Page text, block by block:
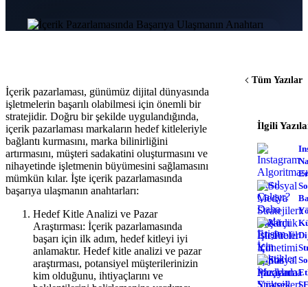
İçerik pazarlaması, günümüz dijital dünyasında
işletmelerin başarılı olabilmesi için önemli bir
stratejidir. Doğru bir şekilde uygulandığında,
içerik pazarlaması markaların hedef kitleleriyle
bağlantı kurmasını, marka bilinirliğini
artırmasını, müşteri sadakatini oluşturmasını ve
nihayetinde işletmenin büyümesini sağlamasını
mümkün kılar. İşte içerik pazarlamasında
başarıya ulaşmanın anahtarları:
Hedef Kitle Analizi ve Pazar
Araştırması: İçerik pazarlamasında
başarı için ilk adım, hedef kitleyi iyi
anlamaktır. Hedef kitle analizi ve pazar
araştırması, potansiyel müşterilerinizin
kim olduğunu, ihtiyaçlarını ve
Tüm Yazılar
İlgili